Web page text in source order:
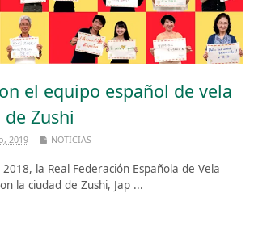
el equipo español de vela
Zushi
2019 NOTICIAS
la Real Federación Española de Vela
la ciudad de Zushi, Jap ...